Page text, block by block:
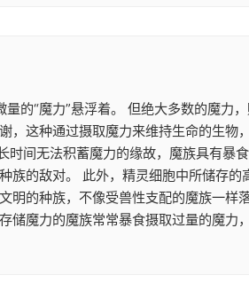
的“魔力”悬浮着。 但绝大多数的魔力
这种通过摄取魔力来维持生命的生物
间无法积蓄魔力的缘故，魔族具有暴
的敌对。 此外，精灵细胞中所储存
的种族，不像受兽性支配的魔族一样
魔力的魔族常常暴食摄取过量的魔力